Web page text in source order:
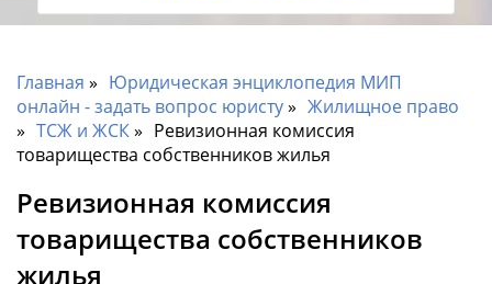
Главная
Юридическая энциклопедия МИП
онлайн - задать вопрос юристу
Жилищное право
ТСЖ и ЖСК
Ревизионная комиссия
товарищества собственников жилья
Ревизионная комиссия
товарищества собственников
жилья